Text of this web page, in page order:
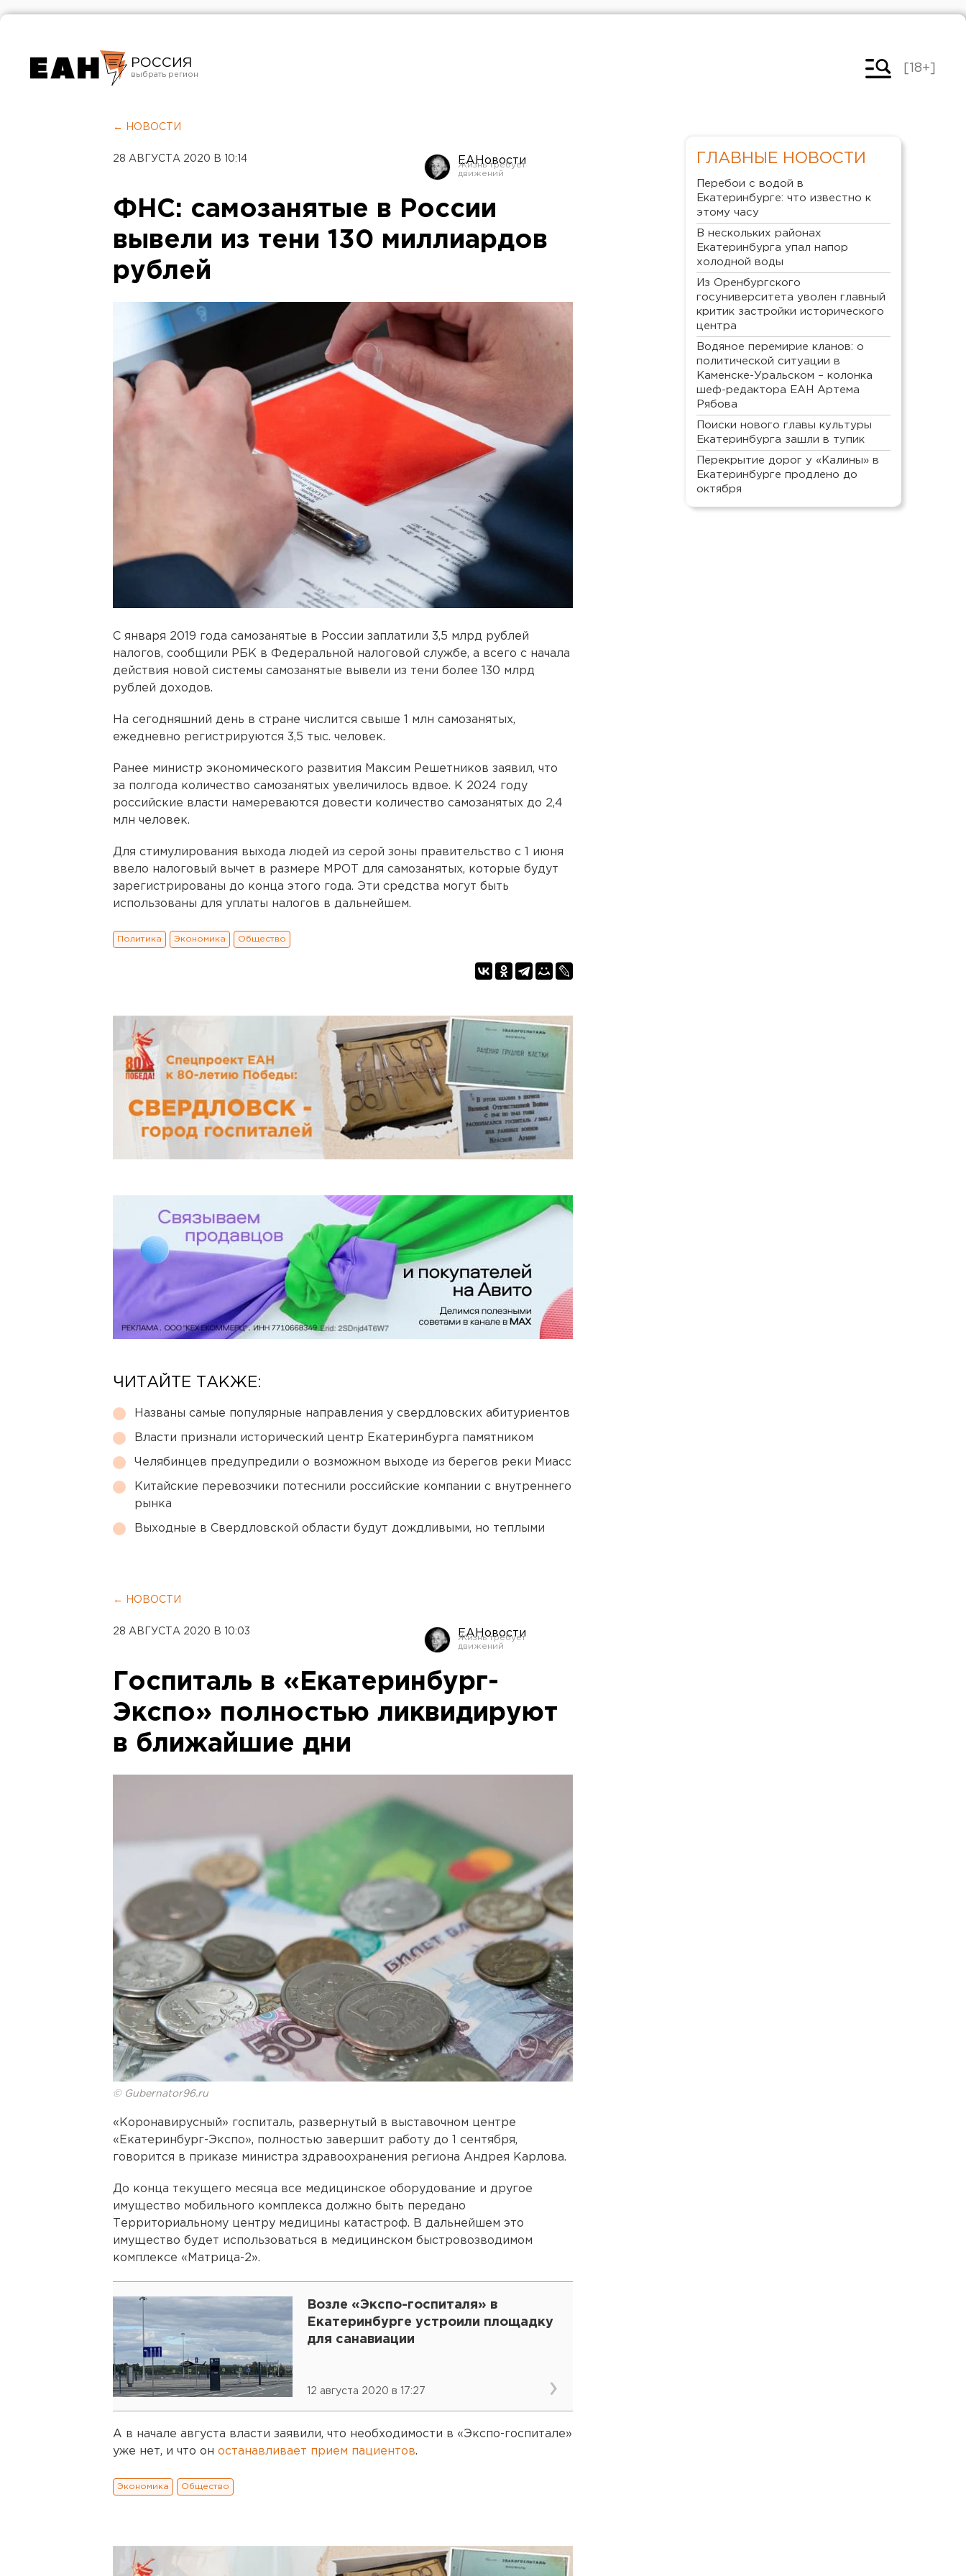
РОССИЯ
Челябинск
[18+]
← НОВОСТИ
28 АВГУСТА 2020 В 10:14 ЕАНовости
ФНС: самозанятые в России
вывели из тени 130 миллиардов
рублей
С января 2019 года самозанятые в России заплатили 3,5 млрд рублей
налогов, сообщили РБК в Федеральной налоговой службе, а всего с начала
действия новой системы самозанятые вывели из тени более 130 млрд
рублей доходов.
На сегодняшний день в стране числится свыше 1 млн самозанятых,
ежедневно регистрируются 3,5 тыс. человек.
Ранее министр экономического развития Максим Решетников заявил, что
за полгода количество самозанятых увеличилось вдвое. К 2024 году
российские власти намереваются довести количество самозанятых до 2,4
млн человек.
Для стимулирования выхода людей из серой зоны правительство с 1 июня
ввело налоговый вычет в размере МРОТ для самозанятых, которые будут
зарегистрированы до конца этого года. Эти средства могут быть
использованы для уплаты налогов в дальнейшем.
Политика Экономика Общество
ЧИТАЙТЕ ТАКЖЕ:
Названы самые популярные направления у свердловских абитуриентов
Власти признали исторический центр Екатеринбурга памятником
Челябинцев предупредили о возможном выходе из берегов реки Миасс
Китайские перевозчики потеснили российские компании с внутреннего
рынка
Выходные в Свердловской области будут дождливыми, но теплыми
← НОВОСТИ
28 АВГУСТА 2020 В 10:03 ЕАНовости
Госпиталь в «Екатеринбург-
Экспо» полностью ликвидируют
в ближайшие дни
© Gubernator96.ru
«Коронавирусный» госпиталь, развернутый в выставочном центре
«Екатеринбург-Экспо», полностью завершит работу до 1 сентября,
говорится в приказе министра здравоохранения региона Андрея Карлова.
До конца текущего месяца все медицинское оборудование и другое
имущество мобильного комплекса должно быть передано
Территориальному центру медицины катастроф. В дальнейшем это
имущество будет использоваться в медицинском быстровозводимом
комплексе «Матрица-2».
Возле «Экспо-госпиталя» в
Екатеринбурге устроили площадку
для санавиации
12 августа 2020 в 17:27
А в начале августа власти заявили, что необходимости в «Экспо-госпитале»
уже нет, и что он останавливает прием пациентов.
Экономика Общество
ГЛАВНЫЕ НОВОСТИ
Перебои с водой в
Екатеринбурге: что известно к
этому часу
В нескольких районах
Екатеринбурга упал напор
холодной воды
Из Оренбургского
госуниверситета уволен главный
критик застройки исторического
центра
Водяное перемирие кланов: о
политической ситуации в
Каменске-Уральском – колонка
шеф-редактора ЕАН Артема
Рябова
Поиски нового главы культуры
Екатеринбурга зашли в тупик
Перекрытие дорог у «Калины» в
Екатеринбурге продлено до
октября